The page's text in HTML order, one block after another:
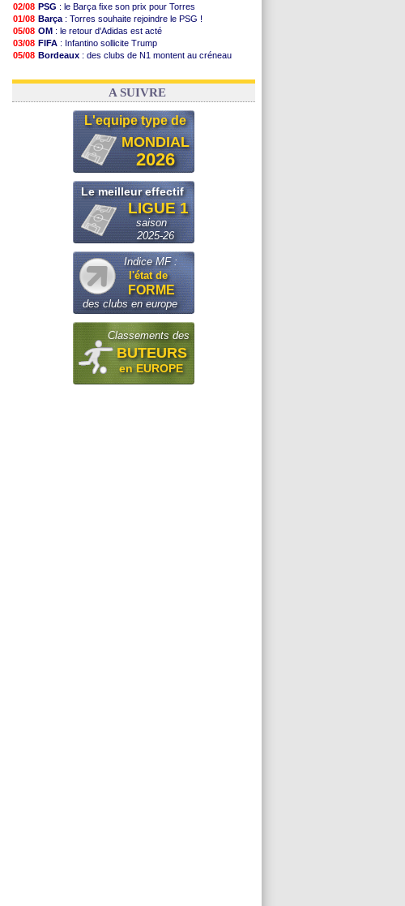
02/08 PSG : le Barça fixe son prix pour Torres
01/08 Barça : Torres souhaite rejoindre le PSG !
05/08 OM : le retour d'Adidas est acté
03/08 FIFA : Infantino sollicite Trump
05/08 Bordeaux : des clubs de N1 montent au créneau
03/08 Real: le démenti de Leipzig pour Diomandé
A SUIVRE
L'equipe type de
MONDIAL
2026
Le meilleur effectif
LIGUE 1
saison
2025-26
Indice MF :
l'état de
FORME
des clubs en europe
Classements des
BUTEURS
en EUROPE